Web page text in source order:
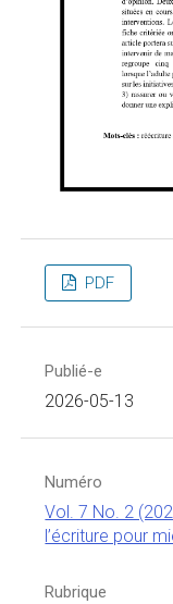
PDF
Publié-e
2026-05-13
Numéro
Vol. 7 No. 2
l’écriture pour
Rubrique